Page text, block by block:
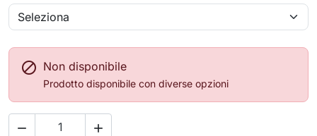
 Non disponibile
Prodotto disponibile con diverse opzioni
 